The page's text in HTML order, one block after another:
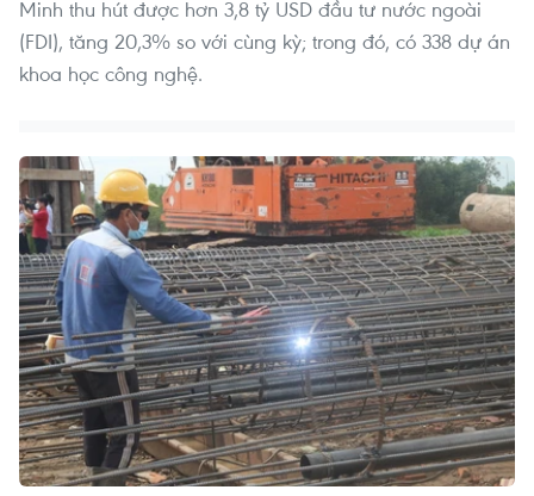
Minh thu hút được hơn 3,8 tỷ USD đầu tư nước ngoài
(FDI), tăng 20,3% so với cùng kỳ; trong đó, có 338 dự án
khoa học công nghệ.